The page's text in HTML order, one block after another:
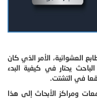
العشوائية، الأمر الذي كان
يحتار في كيفية البدء
في التشتت.
ومراكز الأبحاث إلى هذا